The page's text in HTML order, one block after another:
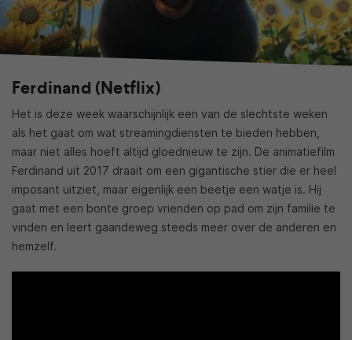
Ferdinand (Netflix)
Het is deze week waarschijnlijk een van de slechtste weken
als het gaat om wat streamingdiensten te bieden hebben,
maar niet alles hoeft altijd gloednieuw te zijn. De animatiefilm
Ferdinand uit 2017 draait om een gigantische stier die er heel
imposant uitziet, maar eigenlijk een beetje een watje is. Hij
gaat met een bonte groep vrienden op pad om zijn familie te
vinden en leert gaandeweg steeds meer over de anderen en
hemzelf.